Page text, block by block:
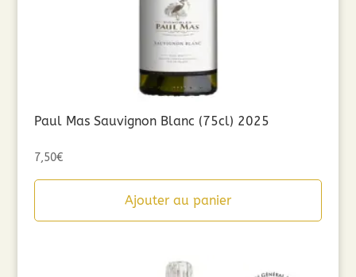
Paul Mas Sauvignon Blanc (75cl) 2025
7,50€
Ajouter au panier